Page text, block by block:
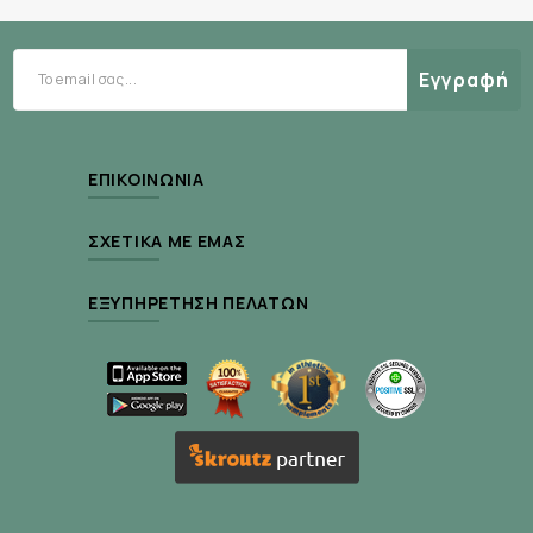
Εκχύλισμα χαβιαριού (Caviar Extract):
Ενισχύει τη θρέψη και ελαστικότητα της
Extract):
γραμμών.
Εκχύλισμα πλακούντα σόγιας (Glycine Max
Βοηθά στη βελτίωση της σφριγηλότητας.
Εκχύλισμα ιαπωνικού κυπαρισσιού
(Chamaecyparis Obtusa Leaf Extract):
Καταπραΰνει και προστατεύει το δέρμα.
Εγγραφή
ΕΠΙΚΟΙΝΩΝΊΑ
ΣΧΕΤΙΚΆ ΜΕ ΕΜΆΣ
ΕΞΥΠΗΡΈΤΗΣΗ ΠΕΛΑΤΏΝ